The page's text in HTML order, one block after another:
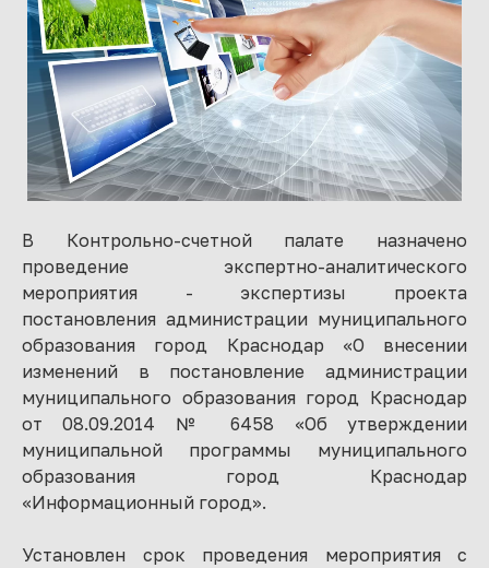
В Контрольно-счетной палате назначено
проведение экспертно-аналитического
мероприятия - экспертизы проекта
постановления администрации муниципального
образования город Краснодар «О внесении
изменений в постановление администрации
муниципального образования город Краснодар
от 08.09.2014 № 6458 «Об утверждении
муниципальной программы муниципального
образования город Краснодар
«Информационный город».
Установлен срок проведения мероприятия с